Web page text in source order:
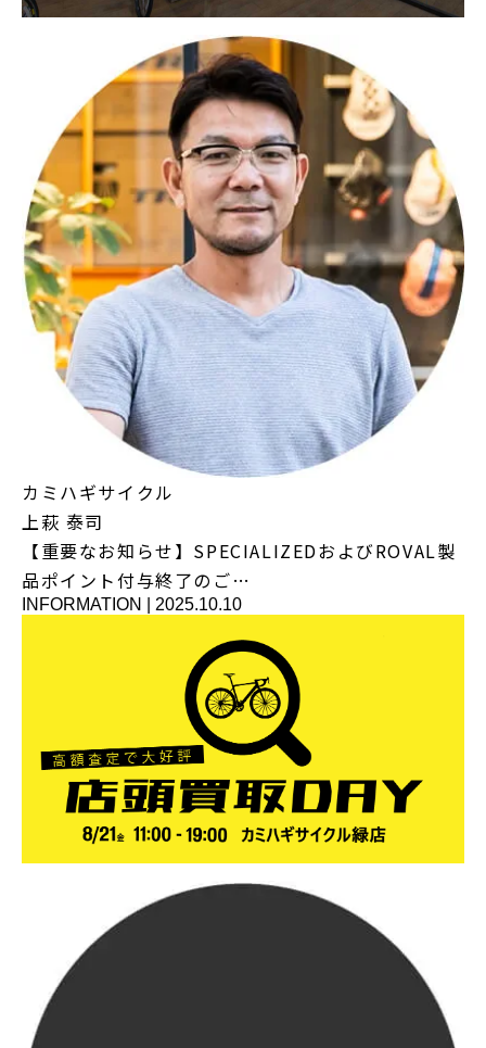
カミハギサイクル
上萩 泰司
【重要なお知らせ】SPECIALIZEDおよびROVAL製
品ポイント付与終了のご…
INFORMATION 2025.10.10